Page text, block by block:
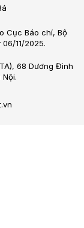
Cục Báo chí, Bộ
11/2025.
68 Dương Đình
Nội.